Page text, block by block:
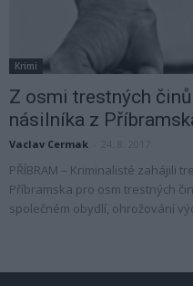
Krimi
Z osmi trestných
násilníka z
Vaclav Cermak
PŘÍBRAM – Kriminalisté zahájili
Příbramska pro osm trestných
společném obydlí, ohrožování